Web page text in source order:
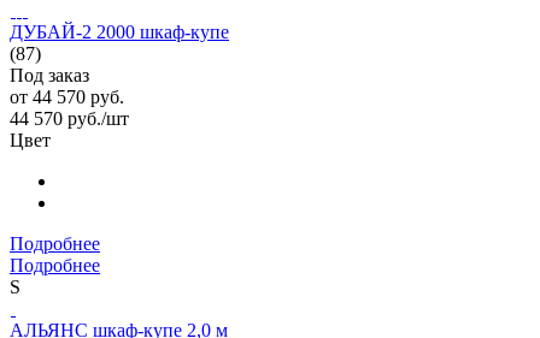
ДУБАЙ-2 2000 шкаф-купе
(87)
Под заказ
от 44 570 руб.
44 570 руб./шт
Цвет
Подробнее
Подробнее
S
АЛЬЯНС шкаф-купе 2,0 м